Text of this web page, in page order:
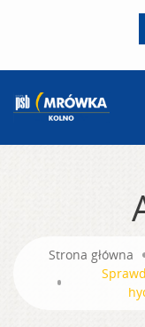
Strona główna